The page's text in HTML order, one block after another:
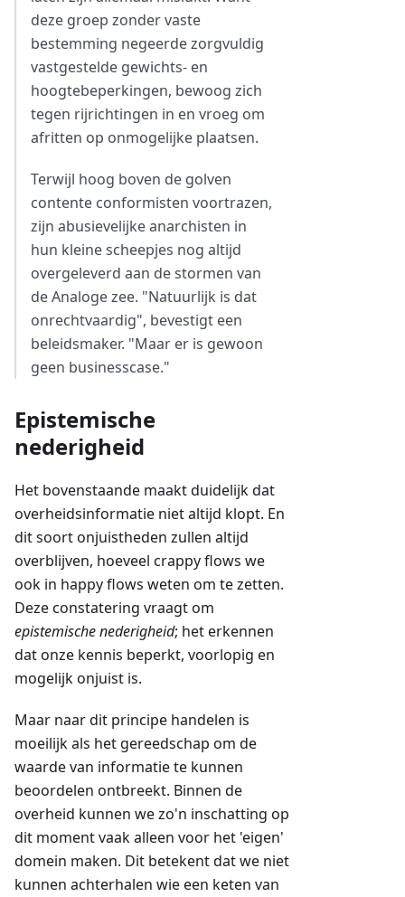
deze groep zonder vaste
bestemming negeerde zorgvuldig
vastgestelde gewichts- en
hoogtebeperkingen, bewoog zich
tegen rijrichtingen in en vroeg om
afritten op onmogelijke plaatsen.
Terwijl hoog boven de golven
contente conformisten voortrazen,
zijn abusievelijke anarchisten in
hun kleine scheepjes nog altijd
overgeleverd aan de stormen van
de Analoge zee. "Natuurlijk is dat
onrechtvaardig", bevestigt een
beleidsmaker. "Maar er is gewoon
geen businesscase."
Epistemische
nederigheid
Het bovenstaande maakt duidelijk dat
overheidsinformatie niet altijd klopt. En
dit soort onjuistheden zullen altijd
overblijven, hoeveel crappy flows we
ook in happy flows weten om te zetten.
Deze constatering vraagt om
epistemische nederigheid; het erkennen
dat onze kennis beperkt, voorlopig en
mogelijk onjuist is.
Maar naar dit principe handelen is
moeilijk als het gereedschap om de
waarde van informatie te kunnen
beoordelen ontbreekt. Binnen de
overheid kunnen we zo'n inschatting op
dit moment vaak alleen voor het 'eigen'
domein maken. Dit betekent dat we niet
kunnen achterhalen wie een keten van